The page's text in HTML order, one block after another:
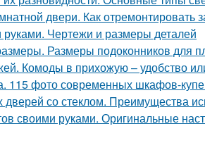
двери. Как отремонтировать
Чертежи и размеры деталей
Размеры подоконников для
Комоды в прихожую – удобство
115 фото современных шкафов-купе
со стеклом. Преимущества
своими руками. Оригинальные